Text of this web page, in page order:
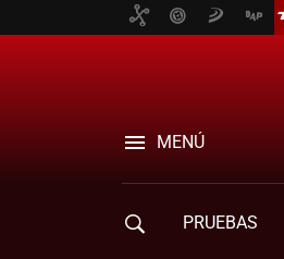
MENÚ
PRUEBAS